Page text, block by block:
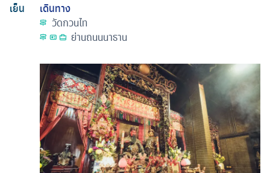
เย็น
เดินทาง
วัดกวนไท
ย่านถนนนาธาน